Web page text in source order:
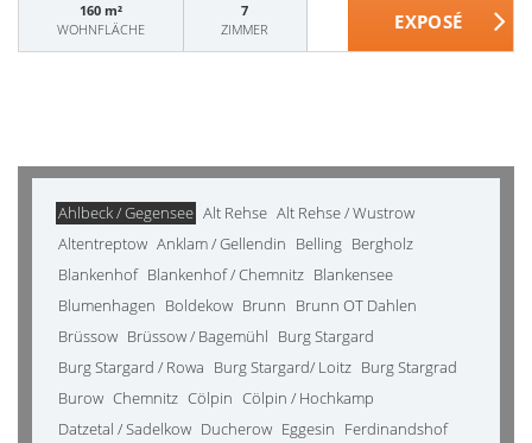
160 m²
WOHNFLÄCHE
7
ZIMMER
Ahlbeck / Gegensee Alt Rehse Alt Rehse / Wustrow
Altentreptow Anklam / Gellendin Belling Bergholz
Blankenhof Blankenhof / Chemnitz Blankensee
Blumenhagen Boldekow Brunn Brunn OT Dahlen
Brüssow Brüssow / Bagemühl Burg Stargard
Burg Stargard / Rowa Burg Stargard/ Loitz Burg Stargrad
Burow Chemnitz Cölpin Cölpin / Hochkamp
Datzetal / Sadelkow Ducherow Eggesin Ferdinandshof